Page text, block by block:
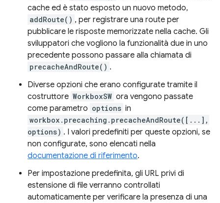
cache ed è stato esposto un nuovo metodo,
addRoute() , per registrare una route per
pubblicare le risposte memorizzate nella cache. Gli
sviluppatori che vogliono la funzionalità due in uno
precedente possono passare alla chiamata di
precacheAndRoute() .
Diverse opzioni che erano configurate tramite il
costruttore WorkboxSW ora vengono passate
come parametro options in
workbox.precaching.precacheAndRoute([...],
options) . I valori predefiniti per queste opzioni, se
non configurate, sono elencati nella
documentazione di riferimento.
Per impostazione predefinita, gli URL privi di
estensione di file verranno controllati
automaticamente per verificare la presenza di una